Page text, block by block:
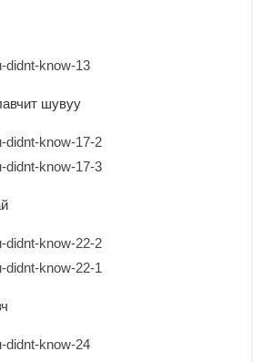
шувуу